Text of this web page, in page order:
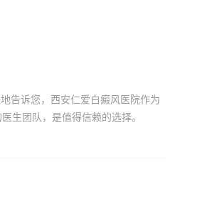
告诉您，西安仁爱白癜风医院作为
生团队，是值得信赖的选择。